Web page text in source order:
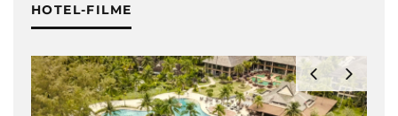
HOTEL-FILME